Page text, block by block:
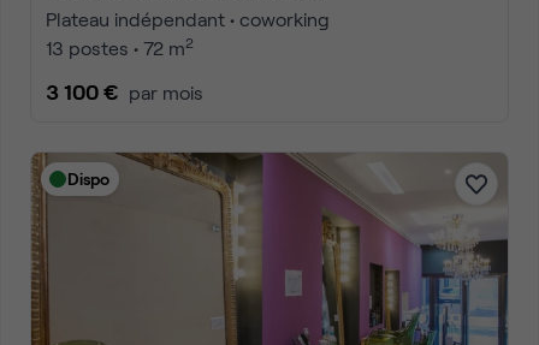
Plateau indépendant • coworking
13 postes • 72 m2
3 100 € par mois
Dispo